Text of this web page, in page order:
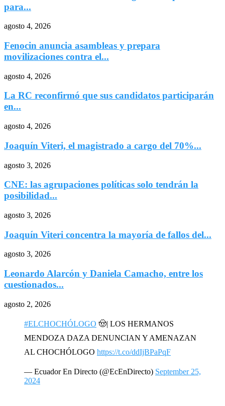
para...
agosto 4, 2026
Fenocin anuncia asambleas y prepara
movilizaciones contra el...
agosto 4, 2026
La RC reconfirmó que sus candidatos participarán
en...
agosto 4, 2026
Joaquín Viteri, el magistrado a cargo del 70%...
agosto 3, 2026
CNE: las agrupaciones políticas solo tendrán la
posibilidad...
agosto 3, 2026
Joaquín Viteri concentra la mayoría de fallos del...
agosto 3, 2026
Leonardo Alarcón y Daniela Camacho, entre los
cuestionados...
agosto 2, 2026
#ELCHOCHÓLOGO 🤠| LOS HERMANOS
MENDOZA DAZA DENUNCIAN Y AMENAZAN
AL CHOCHÓLOGO https://t.co/ddIjBPaPqF
— Ecuador En Directo (@EcEnDirecto) September 25,
2024